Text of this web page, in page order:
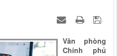
Văn phòng
Chính phủ